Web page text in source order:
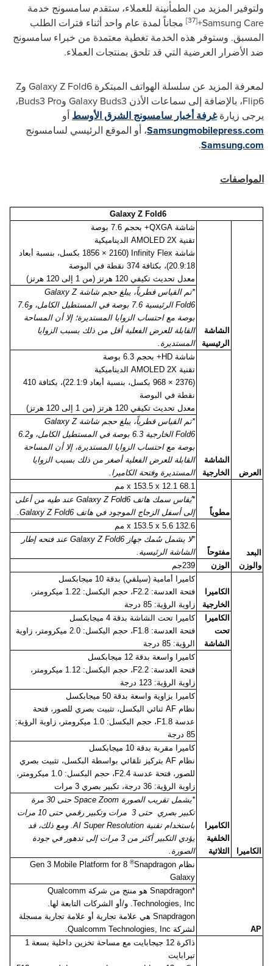
ولتوفير المزيد من الطمأنينة للعملاء، ستقدم سامسونج خدمة
Samsung Care
+
[37]
مجاناً لمدة عام واحد أثناء فترات الطلب
المسبق. وستوفر هذه الخدمة تغطية معتمدة من خبراء سامسونج
ضد الأضرار العرضية التي قد تلحق بمنتجات العملاء.
لمعرفة المزيد عن سلسلة الهواتف المبتكرة Galaxy Z Fold6 وZ
Flip6، بالإضافة إلى سماعات الأذن Galaxy Buds3 وBuds3 Pro،
يرجى زيارةغرفة أخبار سامسونج الشرق الأوسط أو
Samsungmobilepress.com، أو الموقع الرئيسي لسامسونج
Samsung.com
.
المواصفات
Galaxy Z Fold6
العرض
الشاشة
الرئيسية
شاشةQXGA+ بحجم 7.6 بوصة
تقنية AMOLED 2X الديناميكية
شاشة Infinity Flex
(2160 × 1856 بكسل، بنسبة أبعاد
20.9:18)، بكثافة 374 نقطة في البوصة
معدل تحديث تكيفي 120 هرتز (من 1 إلى 120 هرتز)
*تم القياس قطرياً، يبلغ حجم شاشةGalaxy Z
Fold6
الرئيسية 7.6 بوصة في المستطيل الكامل، و7.6
بوصة مع احتساب الزوايا المستديرة؛ إلا أن المساحة
القابلة للعرض الفعلية أقل من ذلك بسبب الزوايا
المستديرة.
الشاشة
الخارجية
شاشةHD+ بحجم 6.3 بوصة
تقنية AMOLED 2X الديناميكية
(2376 × 968 بكسل، بنسبة أبعاد 22.1:9)، بكثافة 410
نقطة في البوصة
معدل تحديث تكيفي 120 هرتز (من 1 إلى 120 هرتز)
*تم القياس قطرياً، يبلغ حجم شاشةGalaxy Z
Fold6
الخارجية 6.3 بوصة في المستطيل الكامل، و6.2
بوصة مع احتساب الزوايا المستديرة، إلا أن المساحة
القابلة للعرض الفعلية أصغر من ذلك بسبب الزوايا
المستديرة وفتحة الكاميرا.
البعد
والوزن
مطوياً
68.1
x 153.5 x 12.1 مم
*يُقاس سمك هاتفGalaxy Z Fold6 عند طيه من أعلى
إلى أسفل الزجاج الموجود في هاتفGalaxy Z Fold6
مفتوحاً
132.6
x 153.5 x 5.6 مم
*لا يشمل سُمك جهازGalaxy Z Fold6 عند فتحه إطار
الشاشة الرئيسية.
الوزن
239جم
الكاميرا
الكاميرا
الخارجية
كاميرا أمامية (سيلفي) بدقة 10 ميجابكسل
فتحة العدسة:F2.2
، حجم البكسل: 1.22 ميكرومتر،
زاوية الرؤية: 85 درجة
الكاميرا
تحت
الشاشة
كاميرا تحت الشاشة بدقة 4 ميجابكسل
فتحة العدسة:F1.8
، حجم البكسل: 2.0 ميكرومتر، زاوية
الرؤية: 85 درجة
الكاميرا
الخلفية
الثلاثية
كاميرا واسعة بدقة 12 ميجابكسل
فتحة العدسة:F2.2
، حجم البكسل: 1.12 ميكرومتر،
زاوية الرؤية: 123 درجة
كاميرا بزاوية واسعة بدقة 50 ميجابكسل
نظامAF ثنائي البكسل، تثبيت بصري للصور، فتحة
عدسةF1.8
، حجم البكسل: 1.0 ميكرومتر، زاوية الرؤية:
85 درجة
كاميرا مقربة بدقة 10 ميجابكسل
نظامAF بتركيز تلقائي بواسطة البكسل، تثبيت بصري
للصور، فتحة عدسةF2.4
، حجم البكسل: 1.0 ميكرومتر،
زاوية الرؤية: 36 درجة، تكبير بصري 3 مرات
*يشمل تقريب الصورةSpace Zoom
حتى 30 مرة
تكبير بصري حتى 3 مرات وتكبير رقمي حتى 10 مرات
باستخدام تقنيةAI Super Resolution . ومع ذلك، قد
يؤدي التكبير أكثر من 3 مرات إلى تدهور في جودة
الصورة.
AP
نظامSnapdragon
®
8
Gen 3 Mobile Platform for
Galaxy
*
Snapdragon هو منتج من شركة Qualcomm
Technologies, Inc . و/أو الشركات التابعة لها.
Snapdragon هي علامة تجارية أو علامة تجارية مسجلة
لشركة Qualcomm Technologies, Inc
ذاكرة 12 جيجابايت مع مساحة تخزين داخلية بسعة 1
تيرابايت